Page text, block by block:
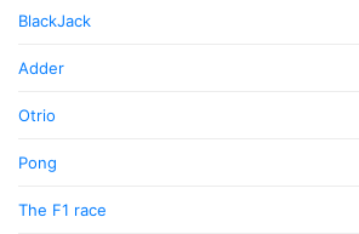
BlackJack
Adder
Otrio
Pong
The F1 race